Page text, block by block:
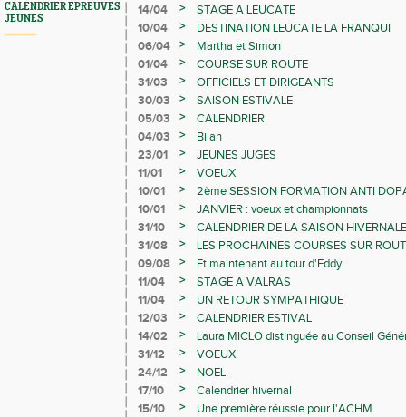
CALENDRIER EPREUVES
JEUNES
14/04
>
STAGE A LEUCATE
10/04
>
DESTINATION LEUCATE LA FRANQUI
06/04
>
Martha et Simon
01/04
>
COURSE SUR ROUTE
31/03
>
OFFICIELS ET DIRIGEANTS
30/03
>
SAISON ESTIVALE
05/03
>
CALENDRIER
04/03
>
Bilan
23/01
>
JEUNES JUGES
11/01
>
VOEUX
10/01
>
2ème SESSION FORMATION ANTI
10/01
>
JANVIER : voeux et championnats
31/10
>
CALENDRIER DE LA SAISON HIVERNALE
31/08
>
LES PROCHAINES COURSES SUR
09/08
>
Et maintenant au tour d'Eddy
11/04
>
STAGE A VALRAS
11/04
>
UN RETOUR SYMPATHIQUE
12/03
>
CALENDRIER ESTIVAL
14/02
>
Laura MICLO distinguée au Conseil
31/12
>
VOEUX
24/12
>
NOEL
17/10
>
Calendrier hivernal
15/10
>
Une première réussie pour l'ACHM